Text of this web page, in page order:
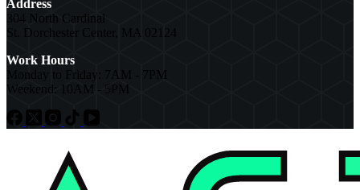
Address
304 North Cardinal
St. Dorchester Center, MA 02124
Work Hours
Monday to Friday: 7AM - 7PM
Weekend: 10AM - 5PM